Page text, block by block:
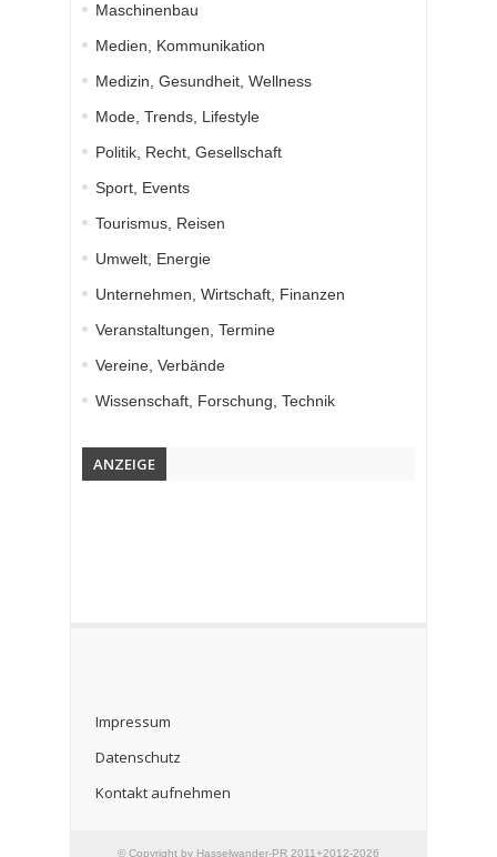
Maschinenbau
Medien, Kommunikation
Medizin, Gesundheit, Wellness
Mode, Trends, Lifestyle
Politik, Recht, Gesellschaft
Sport, Events
Tourismus, Reisen
Umwelt, Energie
Unternehmen, Wirtschaft, Finanzen
Veranstaltungen, Termine
Vereine, Verbände
Wissenschaft, Forschung, Technik
ANZEIGE
Impressum
Datenschutz
Kontakt aufnehmen
© Copyright by Hasselwander-PR 2011+2012-2026